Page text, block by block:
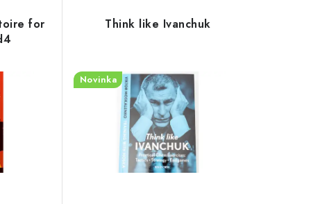
for
Think like Ivanchuk
Novinka